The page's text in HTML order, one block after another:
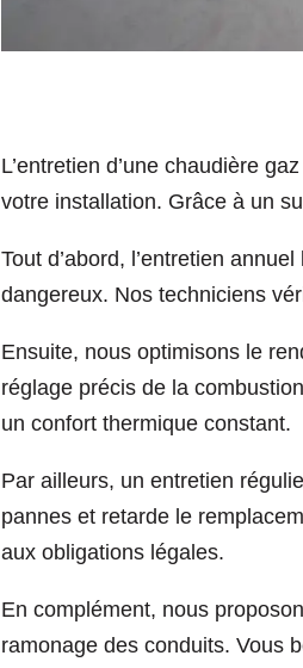
L’entretien d’une chaudière
votre installation. Grâce à un
Tout d’abord, l’entretien
dangereux. Nos techniciens
Ensuite, nous optimisons le
réglage précis de la
un confort thermique constant.
Par ailleurs, un entretien
pannes et retarde le
aux obligations légales.
En complément, nous
ramonage des conduits. Vous